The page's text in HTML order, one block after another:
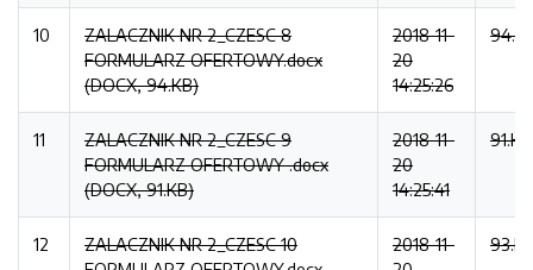
10
ZALACZNIK NR 2_CZESC 8
FORMULARZ OFERTOWY.docx
(DOCX, 94.KB)
2018-11-
20
14:25:26
11
ZALACZNIK NR 2_CZESC 9
FORMULARZ OFERTOWY .docx
(DOCX, 91.KB)
2018-11-
20
14:25:41
91.KB
12
ZALACZNIK NR 2_CZESC 10
2018-11-